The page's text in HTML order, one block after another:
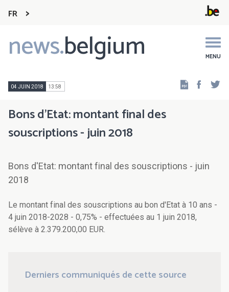
FR
news.belgium MENU
Main
navigation
04 JUIN 2018 13:58
Bons d'Etat: montant final des
souscriptions - juin 2018
Bons d'Etat: montant final des souscriptions - juin
2018
Le montant final des souscriptions au bon d'Etat à 10 ans -
4 juin 2018-2028 - 0,75% - effectuées au 1 juin 2018,
sélève à 2.379.200,00 EUR.
Derniers communiqués de cette source